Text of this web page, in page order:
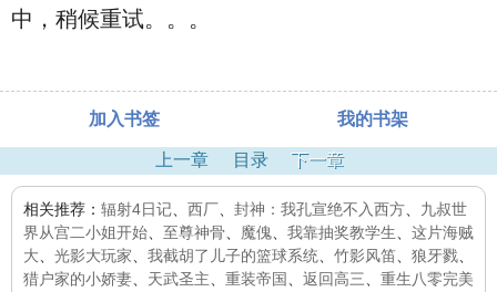
中，稍候重试。。。
加入书签 我的书架
上一章 目录 下一章
相关推荐： 辐射4日记 西厂 封神：我孔宣绝不入西方
九叔世
界从宫二小姐开始
至尊神骨 魔傀 我靠抽奖教学生
这片海贼
大
光影大玩家 我截胡了儿子的篮球系统 竹影风笛 狼牙戮
猎户家的小娇妻
天武圣主 重装帝国 返回高三
重生八零完美